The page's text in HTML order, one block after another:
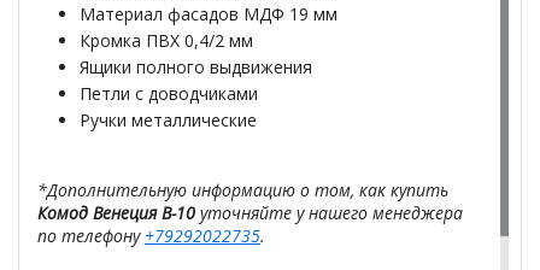
Материал фасадов МДФ 19 мм
Кромка ПВХ 0,4/2 мм
Ящики полного выдвижения
Петли с доводчиками
Ручки металлические
*Дополнительную информацию о том, как купить
Комод Венеция В-10 уточняйте у нашего менеджера
по телефону +79292022735.